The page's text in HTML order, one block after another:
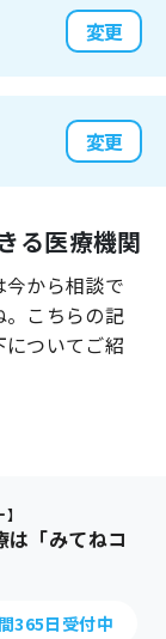
変更
変更
る医療機関
から相談で
。こちらの記
ついてご紹
は「みてねコ
365日受付中